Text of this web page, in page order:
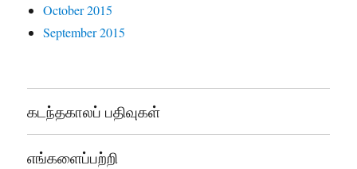
October 2015
September 2015
கடந்தகாலப் பதிவுகள்
எங்களைப்பற்றி